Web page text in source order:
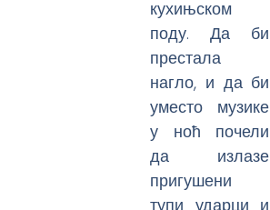
кухињском
поду. Да би
престала
нагло, и да би
уместо музике
у ноћ почели
да излазе
пригушени
тупи ударци и